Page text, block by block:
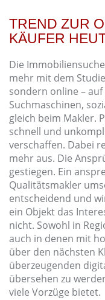
TREND ZUR
KÄUFER
Die
mehr mit dem
sondern online –
Suchmaschinen,
gleich beim Makler.
schnell und
verschaffen. Dabei
mehr aus. Die
gestiegen. Ein
Qualitätsmakler
entscheidend und
ein Objekt das
nicht. Sowohl in
auch in denen mit
über den nächsten
überzeugenden
übersehen zu
viele Vorzüge bietet.